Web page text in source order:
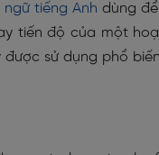
ngữ tiếng Anh dùng
tiến độ của một
sử dụng phổ